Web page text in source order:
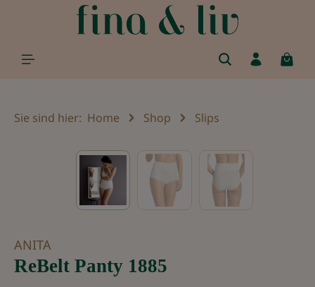
springen
Sie sind hier: Home Shop Slips
Bildergalerie überspringen
ANITA
ReBelt Panty 1885